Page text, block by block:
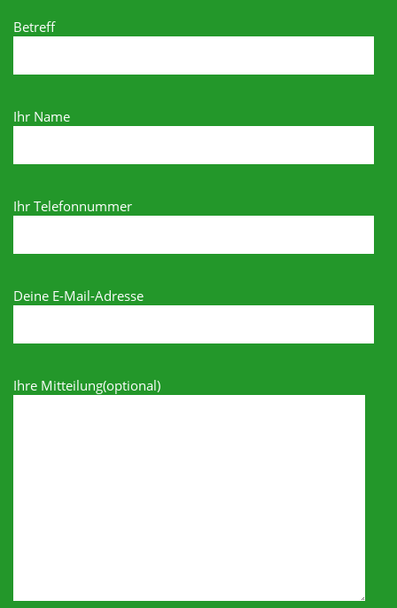
Betreff
Ihr Name
Ihr Telefonnummer
Deine E-Mail-Adresse
Ihre Mitteilung(optional)